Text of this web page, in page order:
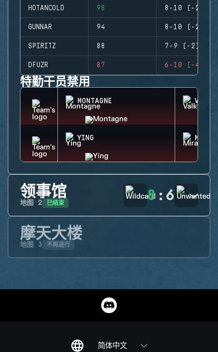
HOTANCOLD 98 8-10 (-2)
GUNNAR 94 8-10 (-2)
SPIRITZ 88 7-9 (-2)
DFUZR 87 6-10 (-4)
特勤干员禁用
MONTAGNE
YING MIRA
领事馆
地图 2 已结束 8 : 6
摩天大楼
地图 3 不再进行
简体中文